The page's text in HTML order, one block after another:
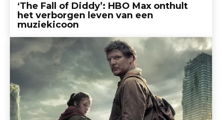
‘The Fall of Diddy’: HBO Max onthult
het verborgen leven van een
muziekicoon